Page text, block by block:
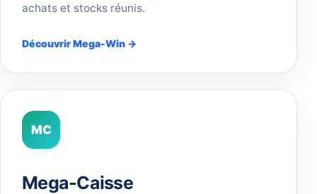
achats et stocks réunis.
Découvrir Mega-Win →
MC
Mega-Caisse